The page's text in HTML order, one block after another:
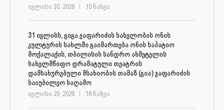
ივლისი 30, 2026 10 ნახვა
31 ივლისს, გიგა ჯაფარიძის სახელობის ონის
კულტურის სახლში გაიმართება ონის საპატიო
მოქალაქის, თბილისის სანდრო ახმეტელის
სახელმწიფო დრამატული თეატრის
დამსახურებული მსახიობის თამაზ (გია) ჯაფარიძის
საიუბილეო საღამო
ივლისი 29, 2026 18 ნახვა